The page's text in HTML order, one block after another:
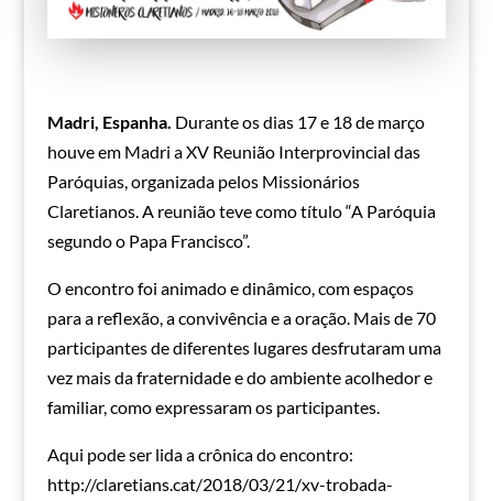
Madri, Espanha. Durante os dias 17 e 18 de março
houve em Madri a XV Reunião Interprovincial das
Paróquias, organizada pelos Missionários
Claretianos. A reunião teve como título “A Paróquia
segundo o Papa Francisco”.
O encontro foi animado e dinâmico, com espaços
para a reflexão, a convivência e a oração. Mais de 70
participantes de diferentes lugares desfrutaram uma
vez mais da fraternidade e do ambiente acolhedor e
familiar, como expressaram os participantes.
Aqui pode ser lida a crônica do encontro:
http://claretians.cat/2018/03/21/xv-trobada-